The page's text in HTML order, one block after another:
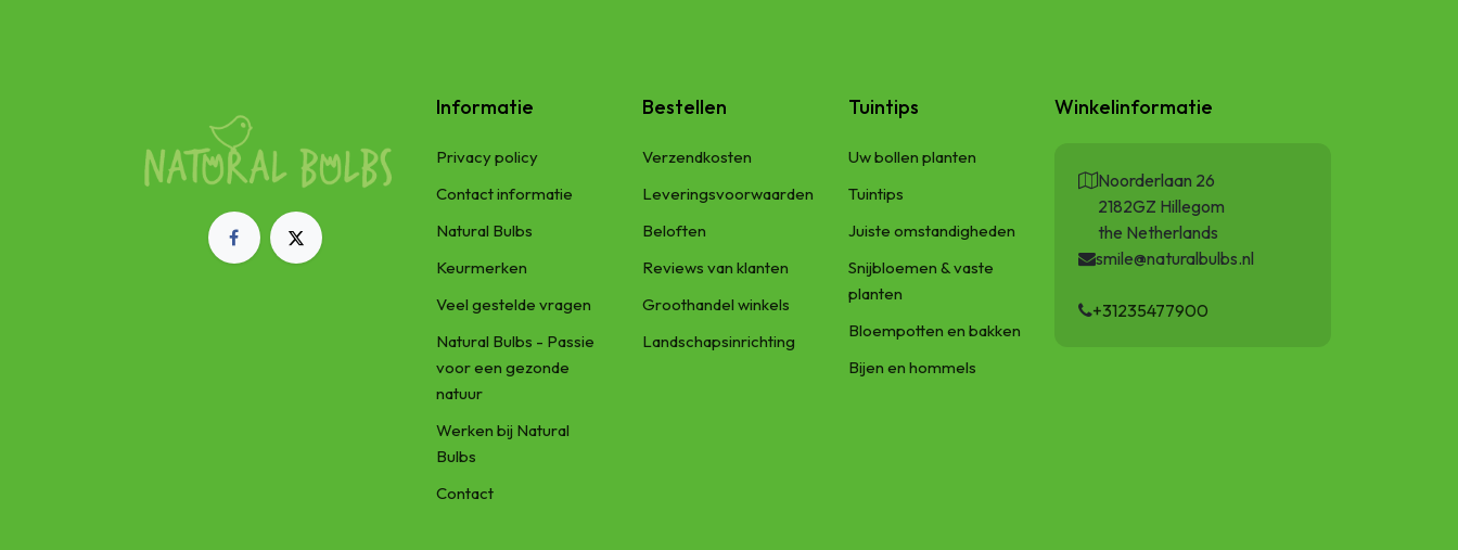
Informatie
Privacy policy
Contact informatie
Natural Bulbs
Keurmerken
Veel gestelde vragen
Natural Bulbs - Passie
voor een gezonde
natuur
Werken bij Natural
Bulbs
Contact
Bestellen
Verzendkosten
Leveringsvoorwaarden
Beloften
Reviews van klanten
Groothandel winkels
Landschapsinrichting
Tuintips
Uw bollen planten
Tuintips
Juiste omstandigheden
Snijbloemen & vaste
planten
Bloempotten en bakken
Bijen en hommels
Winkelinformatie
Noorderlaan 26
2182GZ Hillegom
the Netherlands
smile@naturalbulbs.nl
+31235477900